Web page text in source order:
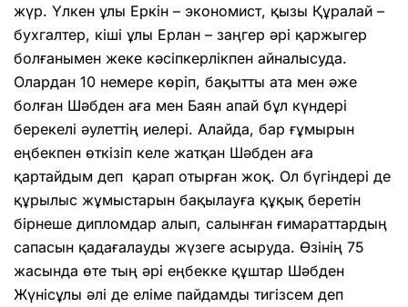
жүр. Үлкен ұлы Еркін – экономист, қызы Құралай –
бухгалтер, кіші ұлы Ерлан – заңгер әрі қаржыгер
болғанымен жеке кәсіп­кер­лік­пен айналысуда.
Олардан 10 немере көріп, бақытты ата мен әже
болған Шәбден аға мен Баян апай бұл күндері
берекелі әулеттің иелері. Алайда, бар ғұмырын
еңбекпен өткізіп келе жатқан Шәбден аға
қартайдым деп қарап отырған жоқ. Ол бүгіндері де
құрылыс жұмыс­тарын бақы­лауға құқық беретін
бірнеше диплом­дар алып, салынған ғимарат­тардың
сапасын қадағалауды жүзеге асыруда. Өзінің 75
жасында өте тың әрі еңбекке құштар Шәбден
Жүнісұлы әлі де еліме пайдамды тигізсем деп